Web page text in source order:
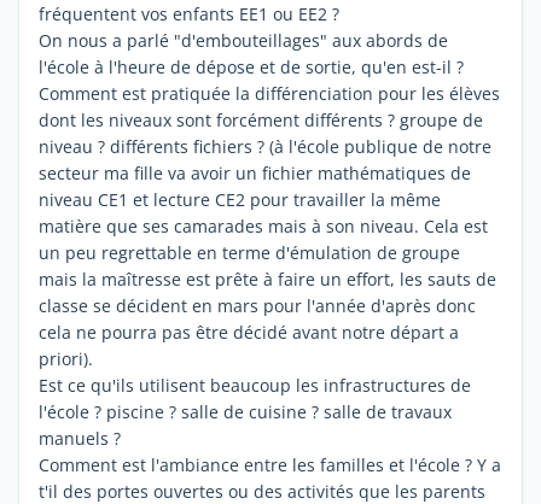
fréquentent vos enfants EE1 ou EE2 ?
On nous a parlé "d'embouteillages" aux abords de
l'école à l'heure de dépose et de sortie, qu'en est-il ?
Comment est pratiquée la différenciation pour les élèves
dont les niveaux sont forcément différents ? groupe de
niveau ? différents fichiers ? (à l'école publique de notre
secteur ma fille va avoir un fichier mathématiques de
niveau CE1 et lecture CE2 pour travailler la même
matière que ses camarades mais à son niveau. Cela est
un peu regrettable en terme d'émulation de groupe
mais la maîtresse est prête à faire un effort, les sauts de
classe se décident en mars pour l'année d'après donc
cela ne pourra pas être décidé avant notre départ a
priori).
Est ce qu'ils utilisent beaucoup les infrastructures de
l'école ? piscine ? salle de cuisine ? salle de travaux
manuels ?
Comment est l'ambiance entre les familles et l'école ? Y a
t'il des portes ouvertes ou des activités que les parents